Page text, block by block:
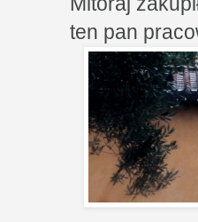
ten pan